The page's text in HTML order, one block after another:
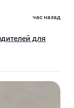
час назад
для